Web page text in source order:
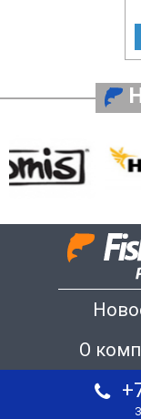
О